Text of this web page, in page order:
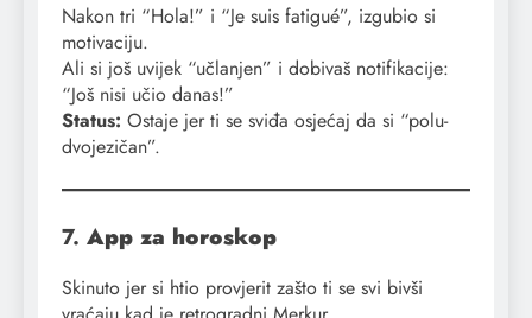
Nakon tri “Hola!” i “Je suis fatigué”, izgubio si
motivaciju.
Ali si još uvijek “učlanjen” i dobivaš notifikacije:
“Još nisi učio danas!”
Status: Ostaje jer ti se sviđa osjećaj da si “polu-
dvojezičan”.
7. App za horoskop
Skinuto jer si htio provjerit zašto ti se svi bivši